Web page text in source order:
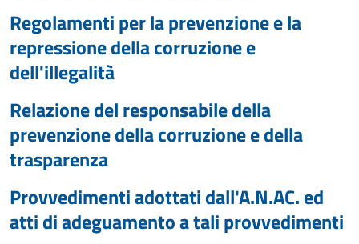
Regolamenti per la prevenzione e la
repressione della corruzione e
dell'illegalità
Relazione del responsabile della
prevenzione della corruzione e della
trasparenza
Provvedimenti adottati dall'A.N.AC. ed
atti di adeguamento a tali provvedimenti